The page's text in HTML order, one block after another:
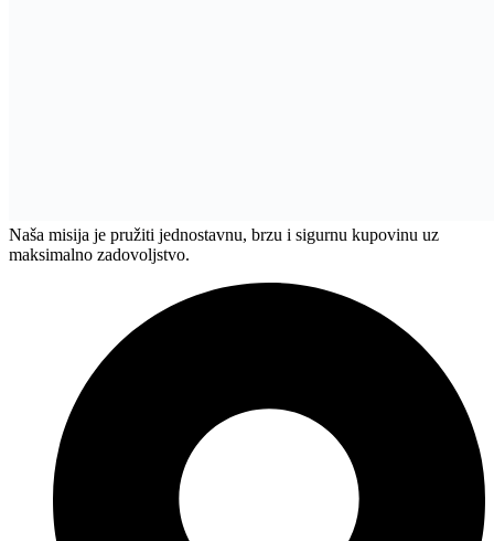
Naša misija je pružiti jednostavnu, brzu i sigurnu kupovinu uz
maksimalno zadovoljstvo.